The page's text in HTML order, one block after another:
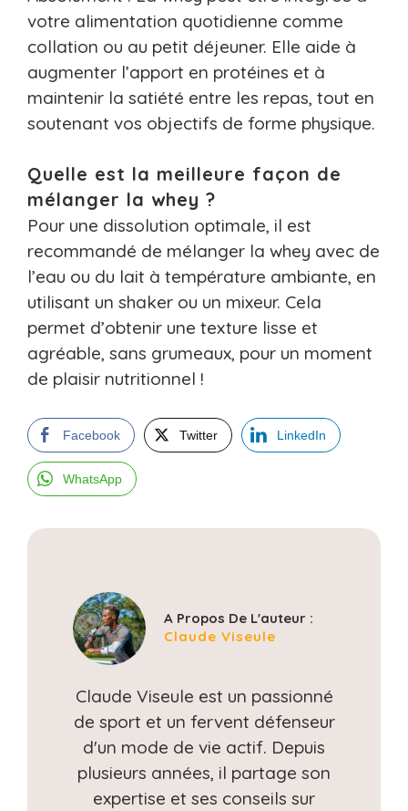
votre alimentation quotidienne comme
collation ou au petit déjeuner. Elle aide à
augmenter l’apport en protéines et à
maintenir la satiété entre les repas, tout en
soutenant vos objectifs de forme physique.
Quelle est la meilleure façon de
mélanger la whey ?
Pour une dissolution optimale, il est
recommandé de mélanger la whey avec de
l’eau ou du lait à température ambiante, en
utilisant un shaker ou un mixeur. Cela
permet d’obtenir une texture lisse et
agréable, sans grumeaux, pour un moment
de plaisir nutritionnel !
Facebook Twitter LinkedIn
WhatsApp
A Propos De L'auteur :
Claude Viseule
Claude Viseule est un passionné
de sport et un fervent défenseur
d'un mode de vie actif. Depuis
plusieurs années, il partage son
expertise et ses conseils sur